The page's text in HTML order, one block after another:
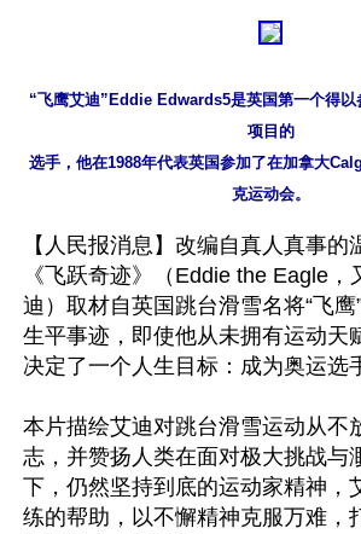
“飞鹰艾迪”Eddie Edwards5是英国第一个得以
项目的
选手，他在1988年代表英国参加了在加拿大
【人民报消息】改编自真人真事的
《飞跃奇迹》（Eddie the Eagle，
迪）取材自英国跳台滑雪名将“飞
生平事迹，即使他从未拥有运动天
决定了一个人生目标：成为奥运选
本片描绘艾迪对跳台滑雪运动从不
志，并赞扬人类在面对极大挑战与
下，仍然坚持到底的运动家精神，
练的帮助，以不懈精神克服万难，